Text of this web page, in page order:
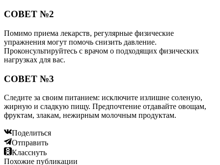
СОВЕТ №2
Помимо приема лекарств, регулярные физические
упражнения могут помочь снизить давление.
Проконсультируйтесь с врачом о подходящих физических
нагрузках для вас.
СОВЕТ №3
Следите за своим питанием: исключите излишне соленую,
жирную и сладкую пищу. Предпочтение отдавайте овощам,
фруктам, злакам, нежирным молочным продуктам.
Поделиться
Отправить
Класснуть
Похожие публикации